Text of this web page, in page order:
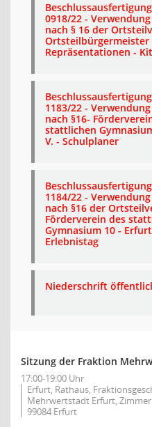
Beschlussausfertigung
0918/22 -
nach § 16 der
Ortsteilbürgermeister
Repräsentationen -
Beschlussausfertigung
1183/22 -
nach §16-
stattlichen
V. - Schulplaner
Beschlussausfertigung
1184/22 -
nach §16 der
Förderverein des
Gymnasium 10 - Erfurt
Erlebnistag
Niederschrift
Sitzung der Fraktion
17:00-19:00 Uhr
Erfurt, Rathaus,
Mehrwertstadt Erfurt, Zimmer
99084 Erfurt